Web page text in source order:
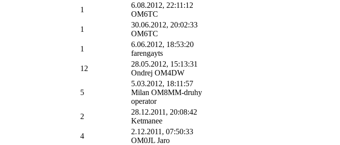
1
6.08.2012, 22:11:12
OM6TC
1
30.06.2012, 20:02:33
OM6TC
1
6.06.2012, 18:53:20
farengayts
12
28.05.2012, 15:13:31
Ondrej OM4DW
5
5.03.2012, 18:11:57
Milan OM8MM-druhy
operator
2
28.12.2011, 20:08:42
Ketmanee
4
2.12.2011, 07:50:33
OM0JL Jaro